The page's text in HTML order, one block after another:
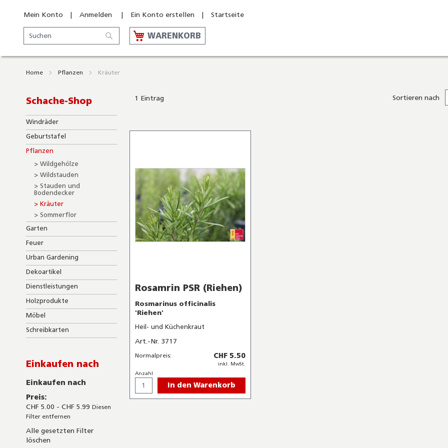
Mein Konto Anmelden Ein Konto erstellen
Startseite
Suche
Suche
WARENKORB
Home Pflanzen Kräuter
1 Eintrag Sortieren nach
Rosamrin PSR (Riehen)
Rosmarinus officinalis
'Riehen'
Heil- und Küchenkraut
Art.-Nr. 3717
Normalpreis: CHF 5.50
inkl. MwSt.
Anzahl
In den Warenkorb
Schache-Shop
Windräder
Geburtstafel
Pflanzen
Wildgehölze
Wildstauden
Stauden und
Bodendecker
Kräuter
Sommerflor
Garten
Feuer
Urban Gardening
Dekoartikel
Dienstleistungen
Holzprodukte
Möbel
Schreibkarten
Einkaufen nach
Einkaufen nach
Preis
CHF 5.00 - CHF 5.99 Diesen
Filter entfernen
Alle gesetzten Filter
löschen